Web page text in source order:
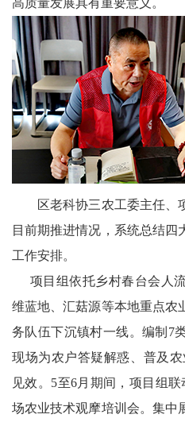
府
教
育
天
府
银
讯
关
委
消
高质量发展具有重要意义。
区老科协三农工委主任、
目前期推进情况，系统总结四
工作安排。
项目组依托乡村春台会人
维蓝地、汇菇源等本地重点农
务队伍下沉镇村一线。编制7
现场为农户答疑解惑、普及
见效。5至6月期间，项目组
场农业技术观摩培训会。集中